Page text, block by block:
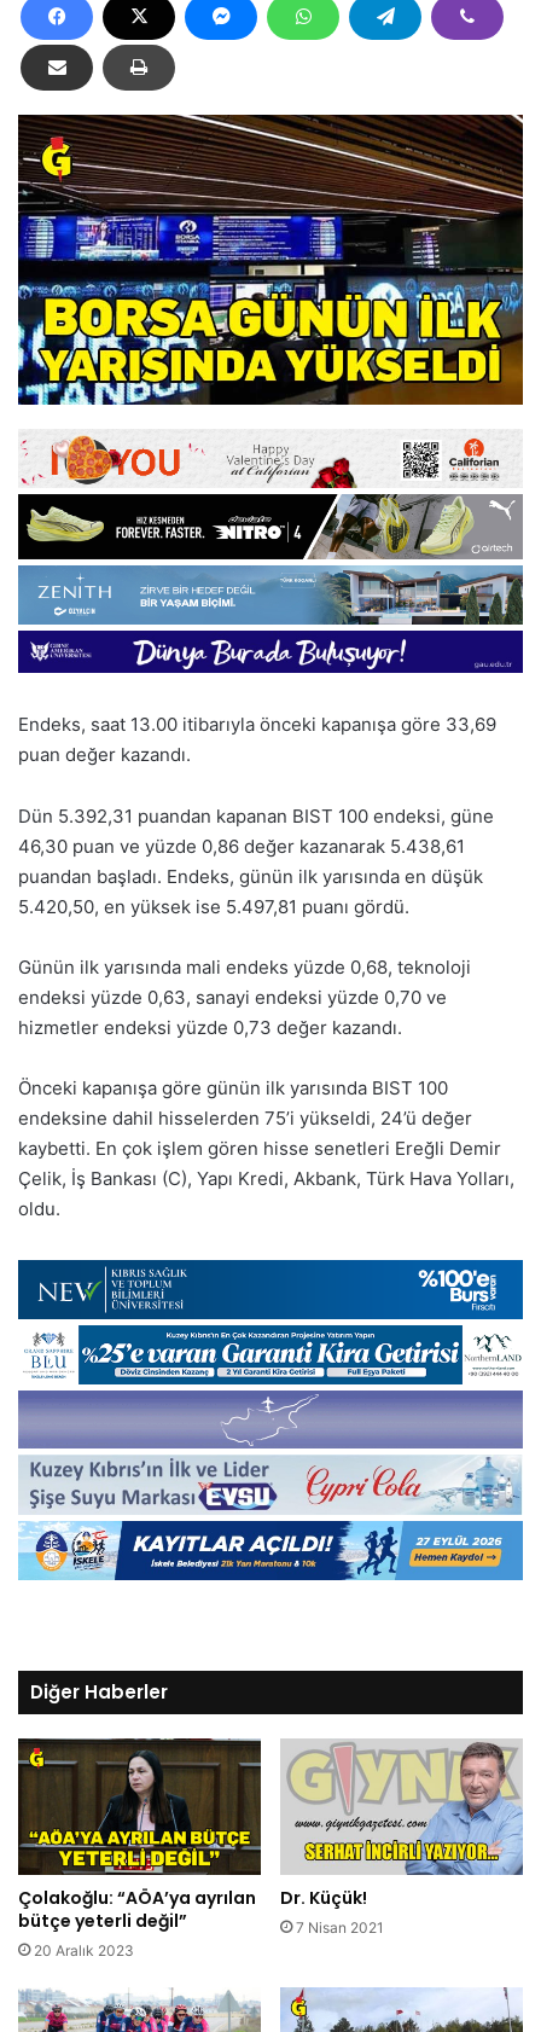
Endeks, saat 13.00 itibarıyla önceki kapanışa göre 33,69
puan değer kazandı.
Dün 5.392,31 puandan kapanan BIST 100 endeksi, güne
46,30 puan ve yüzde 0,86 değer kazanarak 5.438,61
puandan başladı. Endeks, günün ilk yarısında en düşük
5.420,50, en yüksek ise 5.497,81 puanı gördü.
Günün ilk yarısında mali endeks yüzde 0,68, teknoloji
endeksi yüzde 0,63, sanayi endeksi yüzde 0,70 ve
hizmetler endeksi yüzde 0,73 değer kazandı.
Önceki kapanışa göre günün ilk yarısında BIST 100
endeksine dahil hisselerden 75’i yükseldi, 24’ü değer
kaybetti. En çok işlem gören hisse senetleri Ereğli Demir
Çelik, İş Bankası (C), Yapı Kredi, Akbank, Türk Hava Yolları,
oldu.
Diğer Haberler
Çolakoğlu: “AÖA’ya ayrılan
bütçe yeterli değil”
20 Aralık 2023
Dr. Küçük!
7 Nisan 2021